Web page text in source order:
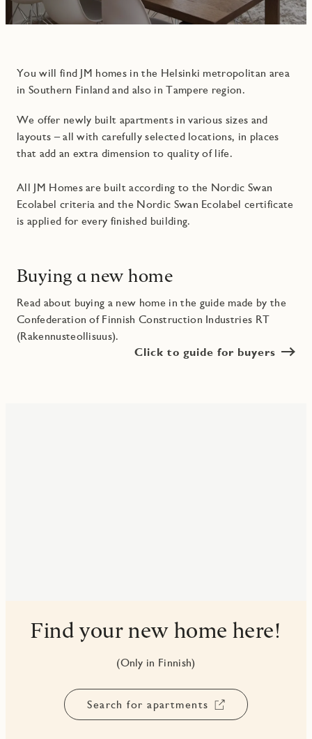
You will find JM homes in the Helsinki metropolitan area
in Southern Finland and also in Tampere region.
We offer newly built apartments in various sizes and
layouts – all with carefully selected locations, in places
that add an extra dimension to quality of life.
All JM Homes are built according to the Nordic Swan
Ecolabel criteria and the Nordic Swan Ecolabel certificate
is applied for every finished building.
Buying a new home
Read about buying a new home in the guide made by the
Confederation of Finnish Construction Industries RT
(Rakennusteollisuus).
Click to guide for buyers
Find your new home here!
(Only in Finnish)
Search for apartments